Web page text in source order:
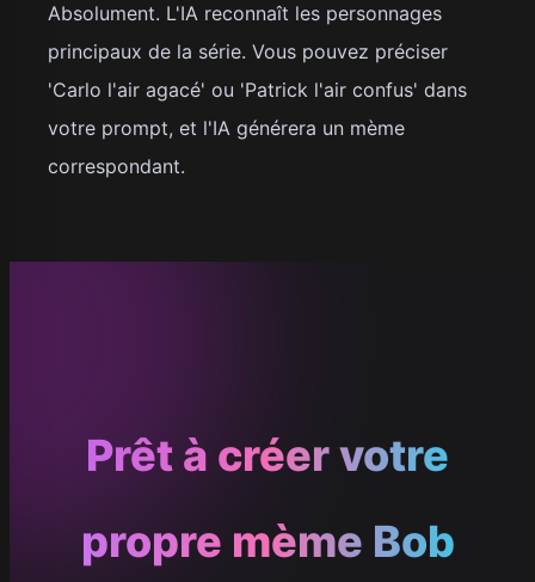
Absolument. L'IA reconnaît les personnages
principaux de la série. Vous pouvez préciser
'Carlo l'air agacé' ou 'Patrick l'air confus' dans
votre prompt, et l'IA générera un mème
correspondant.
Prêt à créer votre
propre mème Bob